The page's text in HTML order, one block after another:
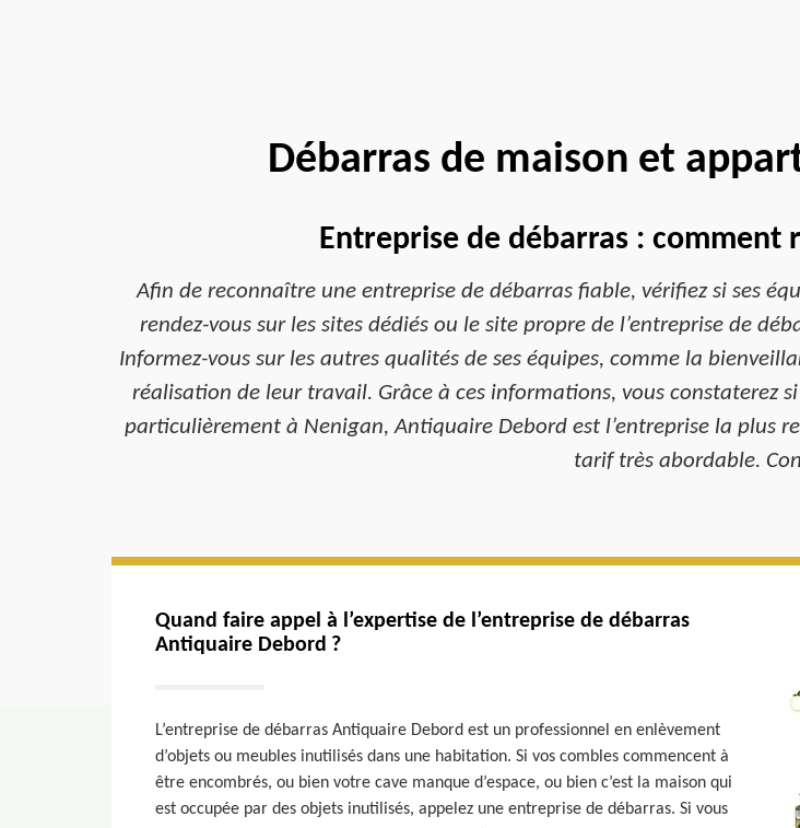
Débarras de maison et
Entreprise de débarras : comment
Afin de reconnaître une entreprise de débarras fiable, vérifiez si ses
rendez-vous sur les sites dédiés ou le site propre de l’entreprise de
Informez-vous sur les autres qualités de ses équipes, comme la
réalisation de leur travail. Grâce à ces informations, vous constaterez
particulièrement à Nenigan, Antiquaire Debord est l’entreprise la plus
tarif très abordable.
Quand faire appel à l’expertise de l’entreprise de débarras
Antiquaire Debord ?
L’entreprise de débarras Antiquaire Debord est un professionnel en enlèvement
d’objets ou meubles inutilisés dans une habitation. Si vos combles commencent à
être encombrés, ou bien votre cave manque d’espace, ou bien c’est la maison qui
est occupée par des objets inutilisés, appelez une entreprise de débarras. Si vous